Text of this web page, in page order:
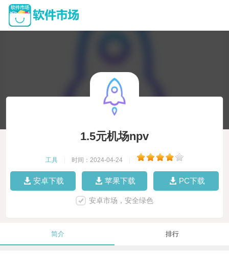
1.5元机场npv
工具 时间：2024-04-24
安卓下载 苹果下载 PC下载
安卓市场，安全绿色
简介 排行